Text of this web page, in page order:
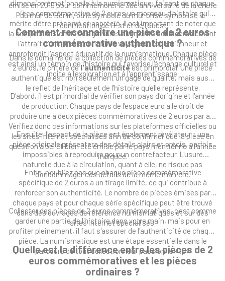
émise en 2019 pour commémorer le 30e anniversaire de la chute
du mur de Berlin, où le symbole du mur brisé symbolise la
réunification de l'Est et de l'Ouest.
dimension émotionnelle à la numismatique, faisant de chaque
pièce commémorative de 2 euros un morceau d'histoire qui
mérite d'être préservé et apprécié. Il est important de noter que
la compréhension de ces gravures augmente considérablement
l'attrait d'une pièce, enrichit le voyage du collectionneur et
approfondit l'aspect éducatif de la numismatique. Chaque pièce
est ainsi un témoin de l'histoire qui favorise l'échange culturel et
incite à l'exploration et à l'apprentissage.
Comment reconnaître une pièce de 2 euros
commémorative authentique ?
Dans le domaine de la collection de pièces commémoratives de
2 euros, le critère del'authenticitéest primordial. Une pièce
authentique est non seulement un gage de qualité, mais aussi
le reflet de l'héritage et de l'histoire qu'elle représente.
D'abord, il est primordial de vérifier son pays d'origine et l'année
de production. Chaque pays de l'espace euro a le droit de
produire une à deux pièces commémoratives de 2 euros par an.
Vérifiez donc ces informations sur les plateformes officielles ou
les sites internet spécialisés afin de confirmer que la pièce en
question a bel et bien été émise par le pays mentionné à l'année
indiquée.
Ensuite, l'aspect de la pièce est également révélateur : une
pièce originale présentera des détails clairs et précis, parfois
impossibles à reproduire pour un contrefacteur. L'usure
naturelle due à la circulation, quant à elle, ne risque pas
d'endommager ces détails de la même manière.
Enfin, n'oubliez pas que chaque pièce commémorative
spécifique de 2 euros a un tirage limité, ce qui contribue à
renforcer son authenticité. Le nombre de pièces émises par
chaque pays et pour chaque série spécifique peut être trouvé
dans des ouvrages de référence numismatiques et sur des
sites internet spécialisés.
Collecter des pièces de 2 euros commémoratives, c'est comme
garder une partie de l'histoire dans votre main, mais pour en
profiter pleinement, il faut s'assurer de l'authenticité de chaque
pièce. La numismatique est une étape essentielle dans le
parcours de tout collectionneur passionné.<:p>
Quelle est la différence entre les pièces de 2
euros commémoratives et les pièces
ordinaires ?